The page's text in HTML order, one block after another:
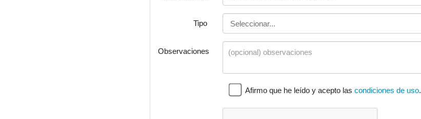
Tipo
Observaciones
Afirmo que he leído y acepto lascondiciones de uso.